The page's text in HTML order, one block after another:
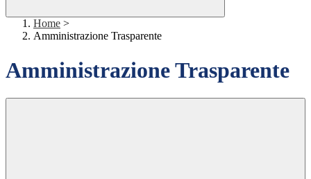
Home >
Amministrazione Trasparente
Amministrazione Trasparente